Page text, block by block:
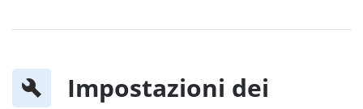
Impostazioni dei